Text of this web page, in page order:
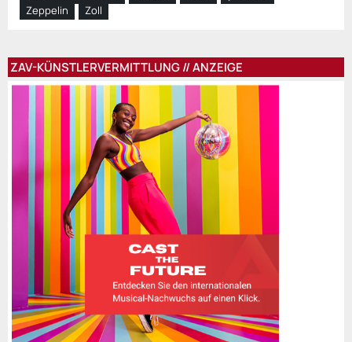
Zeppelin
Zoll
ZAV-KÜNSTLERVERMITTLUNG // ANZEIGE